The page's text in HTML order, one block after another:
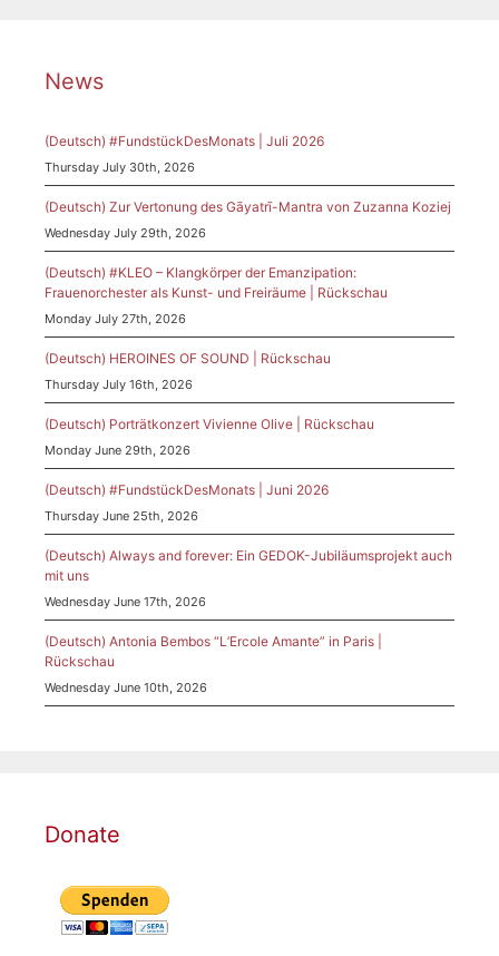
News
(Deutsch) #FundstückDesMonats | Juli 2026
Thursday July 30th, 2026
(Deutsch) Zur Vertonung des Gāyatrī-Mantra von Zuzanna Koziej
Wednesday July 29th, 2026
(Deutsch) #KLEO – Klangkörper der Emanzipation:
Frauenorchester als Kunst- und Freiräume | Rückschau
Monday July 27th, 2026
(Deutsch) HEROINES OF SOUND | Rückschau
Thursday July 16th, 2026
(Deutsch) Porträtkonzert Vivienne Olive | Rückschau
Monday June 29th, 2026
(Deutsch) #FundstückDesMonats | Juni 2026
Thursday June 25th, 2026
(Deutsch) Always and forever: Ein GEDOK-Jubiläumsprojekt auch
mit uns
Wednesday June 17th, 2026
(Deutsch) Antonia Bembos “L’Ercole Amante” in Paris |
Rückschau
Wednesday June 10th, 2026
Donate